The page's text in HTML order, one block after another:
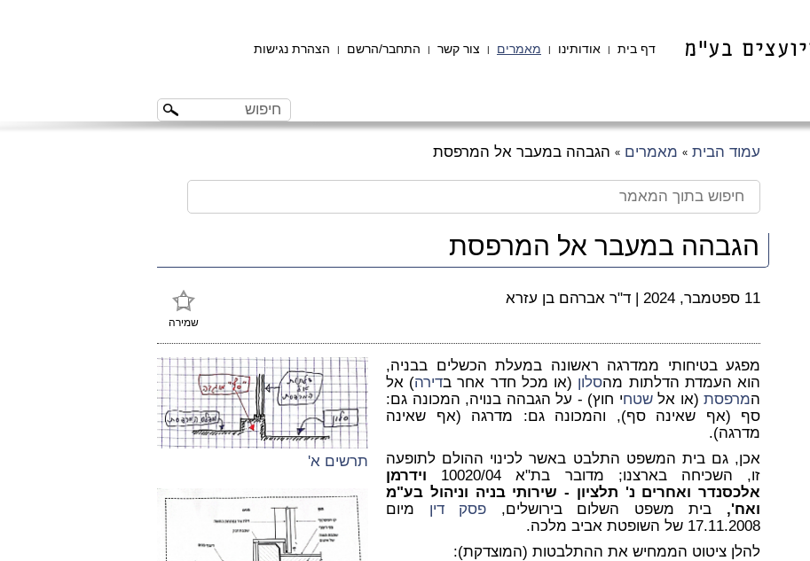
דף בית | אודותינו | מאמרים | צור קשר | התחבר/הרשם | הצהרת נגישות
עמוד הבית » מאמרים » הגבהה במעבר אל המרפסת
הגבהה במעבר אל המרפסת
שמירה
11 ספטמבר, 2024 | ד"ר אברהם בן עזרא
תרשים א'
מפגע בטיחותי ממדרגה ראשונה במעלת הכשלים בבניה,
הוא העמדת הדלתות מהסלון (או מכל חדר אחר בדירה) אל
המרפסת (או אלשטחי חוץ) - על הגבהה בנויה, המכונה גם:
סף (אף שאינה סף), והמכונה גם: מדרגה (אף שאינה
מדרגה).
אכן, גם בית המשפט התלבט באשר לכינוי ההולם לתופעה
זו, השכיחה בארצנו; מדובר בת"א 10020/04
וידרמן
אלכסנדר ואחרים נ' תלציון - שירותי בניה וניהול בע"מ
ואח', בית משפט השלום בירושלים, פסק דין מיום
17.11.2008 של השופטת אביב מלכה.
להלן ציטוט הממחיש את ההתלבטות (המוצדקת):